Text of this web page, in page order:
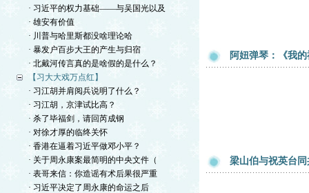
· 习近平的权力基础——与吴国光以及
· 雄安有价值
· 川普与哈里斯都没啥理论哈
· 暴发户百步大王的产生与归宿
· 北戴河传言真的是啥假的是什么？
【习大大戏万点红】
· 习江胡并肩阅兵说明了什么？
· 习江胡，京津试比高？
· 杀了毕福剑，请回芮成钢
· 对徐才厚的临终关怀
· 香港在逼着习近平做邓小平？
· 关于周永康案最简明的中央文件（
· 表哥来信：你造谣有术后果很严重
· 习近平决定了周永康的命运之后
阿妞弹琴：《我
梁山伯与祝英台